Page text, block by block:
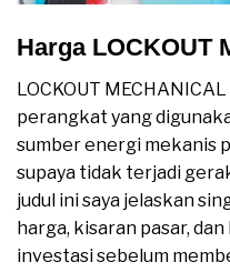
Harga LOCKOUT
LOCKOUT
perangkat yang
sumber energi mekanis
supaya tidak terjadi
judul ini saya jelaskan
harga, kisaran pasar,
investasi sebelum